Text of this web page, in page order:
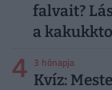
falvait?
a
4 3 hónapja
Kvíz: